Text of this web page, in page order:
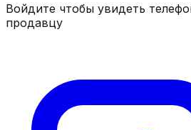
Войдите чтобы увидеть
продавцу